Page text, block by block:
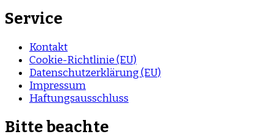
Service
Kontakt
Cookie-Richtlinie (EU)
Datenschutzerklärung (EU)
Impressum
Haftungsausschluss
Bitte beachte